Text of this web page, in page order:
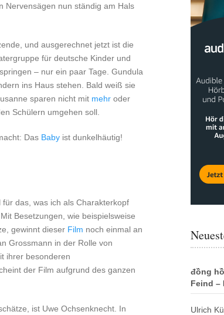
Nervensägen nun ständig am Hals
und ausgerechnet jetzt ist die
für deutsche Kinder und
– nur ein paar Tage. Gundula
ins Haus stehen. Bald weiß sie
sparen nicht mit mehr oder
Schülern umgehen soll.
Das Baby ist dunkelhäutig!
das, was ich als Charakterkopf
Besetzungen, wie beispielsweise
gewinnt dieser Film noch einmal an
Grossmann in der Rolle von
ihrer besonderen
der Film aufgrund des ganzen
ist Uwe Ochsenknecht. In
đồng
Feind –
Ulrich